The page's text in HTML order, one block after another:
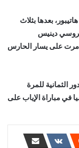
بعدها بثلاث
دينيس
مرت على يسار الحارس
الثمانية للمرة
في مباراة الإياب على